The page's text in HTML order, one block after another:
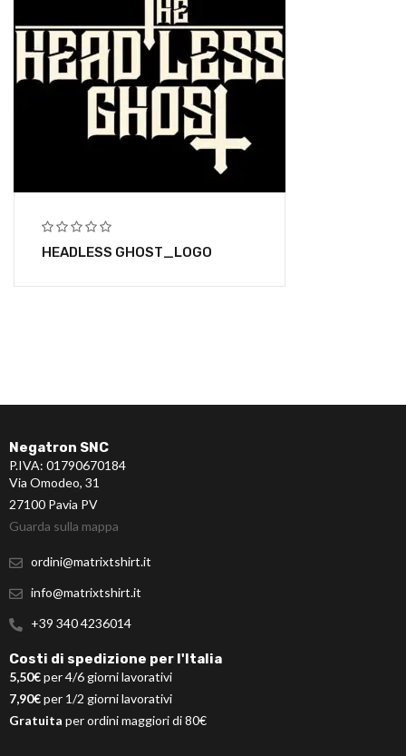
HEADLESS GHOST_LOGO
Negatron SNC
P.IVA: 01790670184
Via Omodeo, 31
27100 Pavia PV
Guarda sulla mappa
ordini@matrixtshirt.it
info@matrixtshirt.it
+39 340 4236014
Costi di spedizione per l'Italia
5,50€per 4/6 giorni lavorativi
7,90€per 1/2 giorni lavorativi
Gratuita per ordini maggiori di 80€